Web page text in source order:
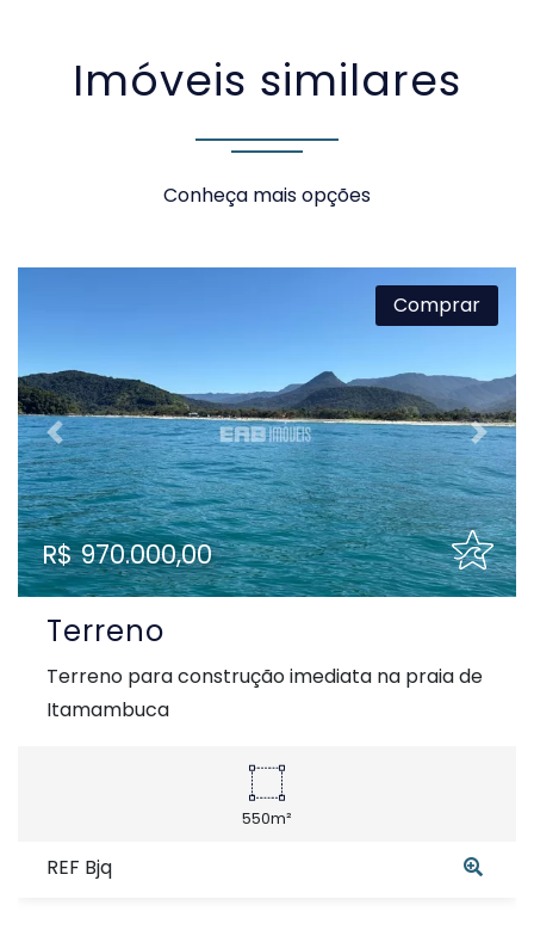
VOLTAR
Imóveis similares
Conheça mais opções
Previous Next
Comprar
R$ 970.000,00
Terreno
Terreno para construção imediata na praia de
Itamambuca
550m²
REF Bjq